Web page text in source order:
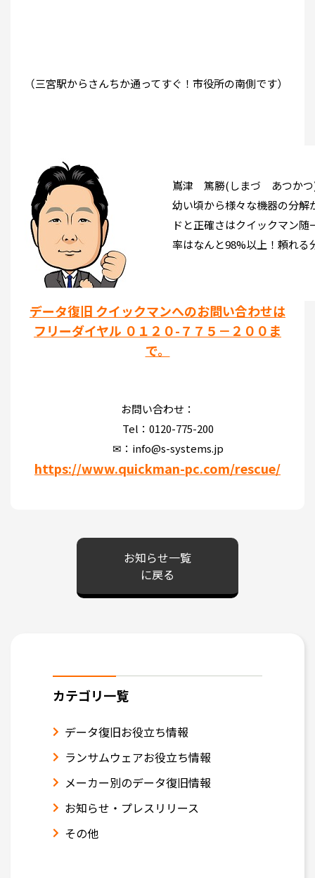
（三宮駅からさんちか通ってすぐ！市役所の南側です）
嶌津 篤勝(しまづ あつか
幼い頃から様々な機器の分解
ドと正確さはクイックマン
率はなんと98%以上！頼れる
データ復旧 クイックマンへのお問い合わせは
フリーダイヤル ０１２０-７７５－２００ま
で。
お問い合わせ：
Tel：0120-775-200
✉：info@s-systems.jp
https://www.quickman-pc.com/rescue/
お知らせ一覧
に戻る
カテゴリ一覧
データ復旧お役立ち情報
ランサムウェアお役立ち情報
メーカー別のデータ復旧情報
お知らせ・プレスリリース
その他